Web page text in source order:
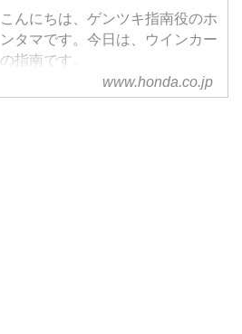
こんにちは、ゲンツキ指南役のホ
ンタマです。今日は、ウインカー
の指南です。
www.honda.co.jp